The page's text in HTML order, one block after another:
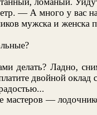
— А много у вас
мужска и женска
делать? Ладно,
двойной оклад
мастеров —